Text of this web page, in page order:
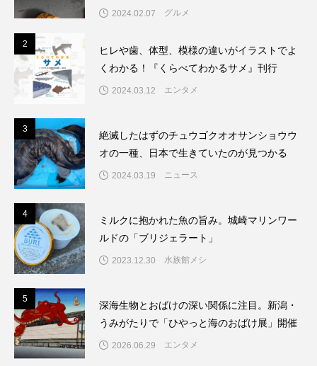
2024.02.07 グルメ
2
ヒレや歯、体型、模様の違いがイラストでよ
くわかる！『くらべてわかるサメ』刊行
2024.03.12 エンタメ
3
絶滅したはずのチュウゴクオオサンショウウ
オの一種、日本で生きていたのが見つかる
2024.03.19 ニュース
4
ミルクに抱かれた魚の旨み。城崎マリンワー
ルドの「ブリジェラート」
2023.12.30 水族館メシ
5
深海生物とおばけの深い関係に注目。新潟・
うみがたりで「ひやっと海のおばけ展」開催
2026.06.29 エンタメ